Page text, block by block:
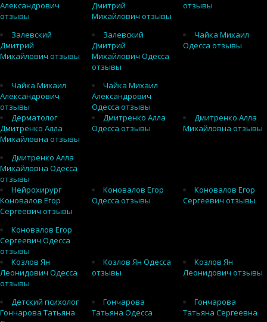
Александрович
отзывы
Дмитрий
Михайлович отзывы
отзывы
Залевский
Дмитрий
Михайлович отзывы
Залевский
Дмитрий
Михайлович Одесса
отзывы
Чайка Михаил
Одесса отзывы
Чайка Михаил
Александрович
отзывы
Чайка Михаил
Александрович
Одесса отзывы
Дерматолог
Дмитренко Алла
Михайловна отзывы
Дмитренко Алла
Одесса отзывы
Дмитренко Алла
Михайловна отзывы
Дмитренко Алла
Михайловна Одесса
отзывы
Нейрохирург
Коновалов Егор
Сергеевич отзывы
Коновалов Егор
Одесса отзывы
Коновалов Егор
Сергеевич отзывы
Коновалов Егор
Сергеевич Одесса
отзывы
Козлов Ян
Леонидович Одесса
отзывы
Козлов Ян Одесса
отзывы
Козлов Ян
Леонидович отзывы
Детский психолог
Гончарова Татьяна
Гончарова
Татьяна Одесса
Гончарова
Татьяна Сергеевна